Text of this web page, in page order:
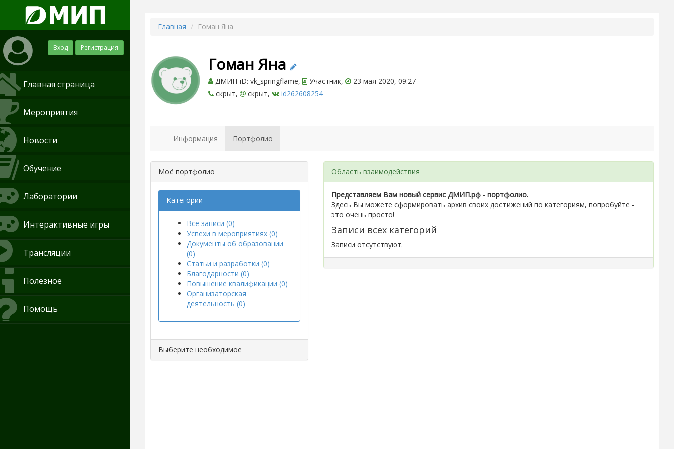
Вход Регистрация
Главная страница
Мероприятия
Новости
Обучение
Лаборатории
Интерактивные игры
Трансляции
Полезное
Помощь
Главная Гоман Яна
Гоман Яна
ДМИП-iD: vk_springflame, Участник,
23 мая 2020, 09:27
скрыт,
скрыт, id262608254
Информация Портфолио
Моё портфолио
Категории
Все записи (0)
Успехи в мероприятиях (0)
Документы об образовании
(0)
Статьи и разработки (0)
Благодарности (0)
Повышение квалификации (0)
Организаторская
деятельность (0)
Выберите необходимое
Область взаимодействия
Представляем Вам новый сервис ДМИП.рф - портфолио.
Здесь Вы можете сформировать архив своих достижений по категориям, попробуйте -
это очень просто!
Записи всех категорий
Записи отсутствуют.